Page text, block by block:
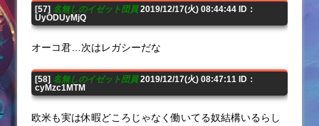
[57] 名無しのイゼット団員2019/12/17(火) 08:44:44 ID：
UyODUyMjQ
オーコ君…次はレガシーだな
[58] 名無しのイゼット団員2019/12/17(火) 08:47:11 ID：
cyMzc1MTM
欧米も実は休暇どころじゃなく働いてる奴結構いるらし